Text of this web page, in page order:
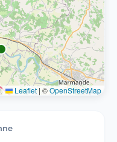
Leaflet | ©OpenStreetMap